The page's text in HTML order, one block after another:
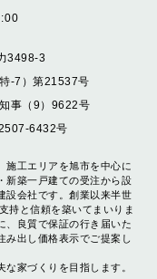
3498-3
-7）第21537号
事（9）9622号
6432号
施工エリアを旭市を中心に
新築一戸建ての受注から設
設会社です。創業以来半世
持と信頼を築いてまいりま
、良質で保証の行き届いた
み出し価格表示でご提案し
な家づくりを目指します。